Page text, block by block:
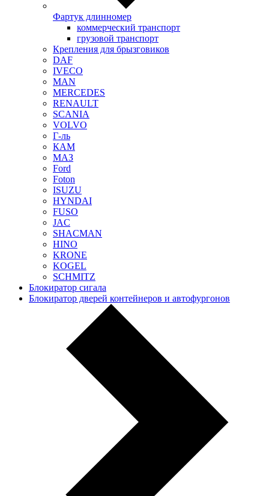
Фартук длинномер
коммерческий транспорт
грузовой транспорт
Крепления для брызговиков
DAF
IVECO
MAN
MERCEDES
RENAULT
SCANIA
VOLVO
Г-ль
КАМ
МАЗ
Ford
Foton
ISUZU
HYNDAI
FUSO
JAC
SHACMAN
HINO
KRONE
KOGEL
SCHMITZ
Блокиратор сигала
Блокиратор дверей контейнеров и автофургонов